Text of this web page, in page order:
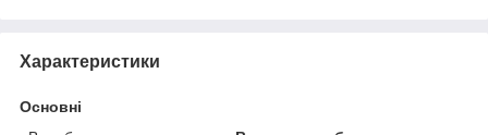
Характеристики
Основні